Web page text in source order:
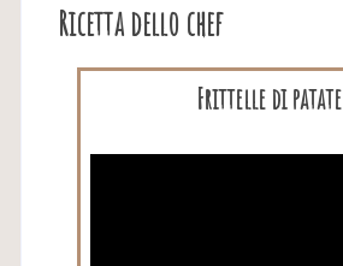
Ricetta dello chef
Frittelle di patate